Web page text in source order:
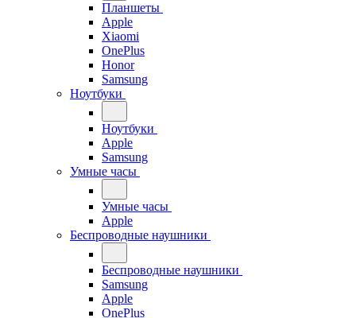
Планшеты
Apple
Xiaomi
OnePlus
Honor
Samsung
Ноутбуки
Ноутбуки
Apple
Samsung
Умные часы
Умные часы
Apple
Беспроводные наушники
Беспроводные наушники
Samsung
Apple
OnePlus